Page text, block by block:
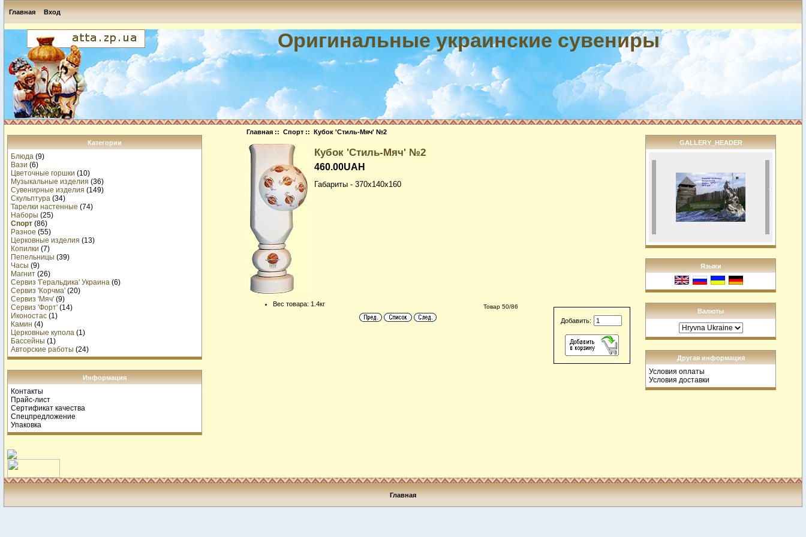
Главная Вход
Оригинальные украинские сувениры
Категории
Блюда (9)
Вази (6)
Цветочные горшки (10)
Музыкальные изделия (36)
Сувенирные изделия (149)
Скульптура (34)
Тарелки настенные (74)
Наборы (25)
Спорт (86)
Разное (55)
Церковные изделия (13)
Копилки (7)
Пепельницы (39)
Часы (9)
Магнит (26)
Сервиз 'Геральдика' Украина (6)
Сервиз 'Корчма' (20)
Сервиз 'Мяч' (9)
Сервиз 'Форт' (14)
Иконостас (1)
Камин (4)
Церковные купола (1)
Бассейны (1)
Авторские работы (24)
Информация
Контакты
Прайс-лист
Сертификат качества
Спецпредложение
Упаковка
Главная ::Спорт :: Кубок 'Стиль-Мяч' №2
Кубок 'Стиль-Мяч' №2
460.00UAH
Габариты - 370x140x160
Добавить:
Вес товара: 1.4кг Товар 50/86
GALLERY_HEADER
Языки
Валюты
Другая информация
Условия оплаты
Условия доставки
Главная